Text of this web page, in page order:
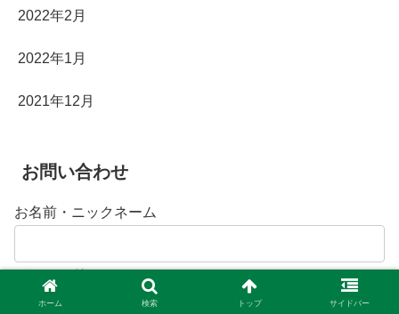
2022年2月
2022年1月
2021年12月
お問い合わせ
お名前・ニックネーム
メールアドレス
ホーム 検索 トップ サイドバー